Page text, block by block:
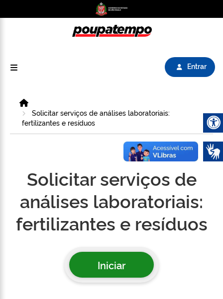
Entrar
Solicitar serviços de análises laboratoriais:
fertilizantes e resíduos
Solicitar serviços de
análises laboratoriais:
fertilizantes e resíduos
Iniciar